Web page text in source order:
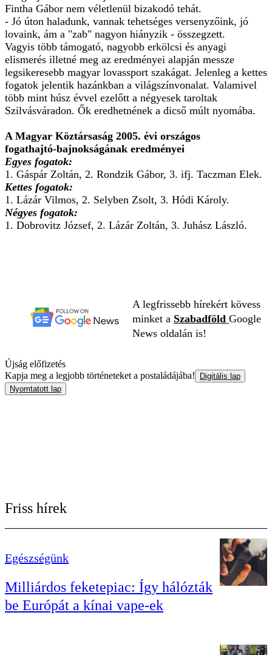
Fintha Gábor nem véletlenül bizakodó tehát.
- Jó úton haladunk, vannak tehetséges versenyzőink, jó
lovaink, ám a "zab" nagyon hiányzik - összegzett.
Vagyis több támogató, nagyobb erkölcsi és anyagi
elismerés illetné meg az eredményei alapján messze
legsikeresebb magyar lovassport szakágat. Jelenleg a kettes
fogatok jelentik hazánkban a világszínvonalat. Valamivel
több mint húsz évvel ezelőtt a négyesek taroltak
Szilvásváradon. Ők eredhetnének a dicső múlt nyomába.
A Magyar Köztársaság 2005. évi országos
fogathajtó-bajnokságának eredményei
Egyes fogatok:
1. Gáspár Zoltán, 2. Rondzik Gábor, 3. ifj. Taczman Elek.
Kettes fogatok:
1. Lázár Vilmos, 2. Selyben Zsolt, 3. Hódi Károly.
Négyes fogatok:
1. Dobrovitz József, 2. Lázár Zoltán, 3. Juhász László.
A legfrissebb hírekért kövess
minket a Szabadföld Google
News oldalán is!
Újság előfizetés
Kapja meg a legjobb történeteket a postaládájába!
Digitális lap
Nyomtatott lap
Friss hírek
Egészségünk
Milliárdos feketepiac: Így hálózták
be Európát a kínai vape-ek